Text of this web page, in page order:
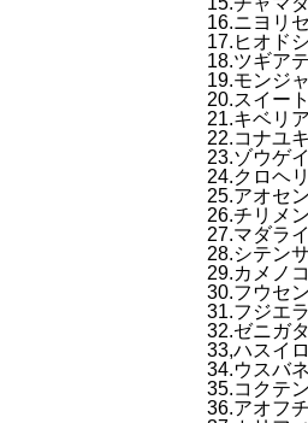
16.ニヨリ
17.ヒオド
18.ツギアテ
19.モンジャ
20.スイー
21.キベリ
22.コナユ
23.ゾウゲ
24.クロヘ
25.アオセ
26.チリメン
27.マダラ
28.シテン
29.カメノ
30.フウセ
31.フジエ
32.ゼニガ
33,ハスイロ
34.ウスバ
35.コクテ
36.アオフ